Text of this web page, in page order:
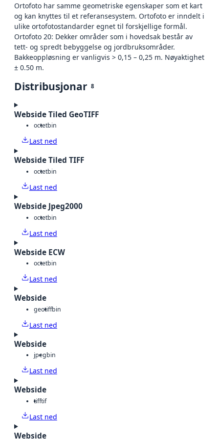
Ortofoto har samme geometriske egenskaper som et kart
og kan knyttes til et referansesystem. Ortofoto er inndelt i
ulike ortofotostandarder egnet til forskjellige formål.
Ortofoto 20: Dekker områder som i hovedsak består av
tett- og spredt bebyggelse og jordbruksområder.
Bakkeoppløsning er vanligvis > 0,15 – 0,25 m. Nøyaktighet
± 0.50 m.
Distribusjonar 8
Webside Tiled GeoTIFF
octetbin
Last ned
Webside Tiled TIFF
octetbin
Last ned
Webside Jpeg2000
octetbin
Last ned
Webside ECW
octetbin
Last ned
Webside
geotiffbin
Last ned
Webside
jpegbin
Last ned
Webside
tifftif
Last ned
Webside